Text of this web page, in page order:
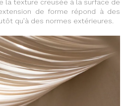
la texture creusée à la surface de
de forme répond à des
qu’à des normes extérieures.